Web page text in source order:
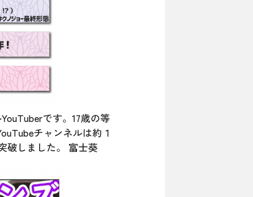
です。17歳の等
チャンネルは約１
破しました。 富士葵